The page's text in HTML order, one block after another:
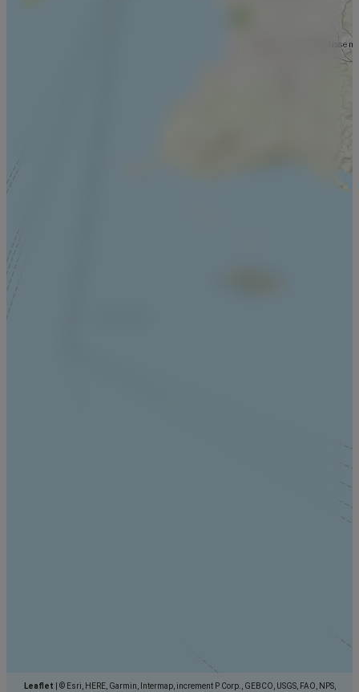
Leaflet
© Esri, HERE, Garmin, Intermap, increment P Corp., GEBCO, USGS, FAO, NPS,